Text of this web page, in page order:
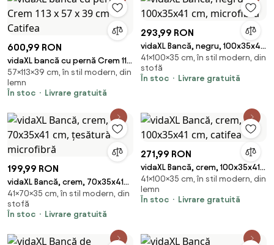
600,99 RON
vidaXL bancă cu pernă Crem 113
x 57 x 39 cm Catifea
57×113×39 cm, în stil modern, din
lemn
În stoc
Livrare gratuită
293,99 RON
vidaXL Bancă, negru, 100x35x41
cm, microfibră
41×100×35 cm, în stil modern, din
stofă
În stoc
Livrare gratuită
199,99 RON
vidaXL Bancă, crem, 70x35x41
cm, țesătură microfibră
41×70×35 cm, în stil modern, din
stofă
În stoc
Livrare gratuită
271,99 RON
vidaXL Bancă, crem, 100x35x41
cm, catifea
41×100×35 cm, în stil modern, din
lemn
În stoc
Livrare gratuită